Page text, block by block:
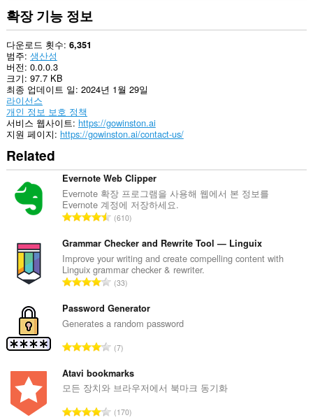
수
있
습
니
다.
확장 기능 정보
다운로드 횟수 6,351
범주 생산성
버전 0.0.0.3
크기 97.7 KB
최종 업데이트 일 2024년 1월 29일
라이선스
개인 정보 보호 정책
서비스 웹사이트 https://gowinston.ai
지원 페이지 https://gowinston.ai/contact-us/
Related
Evernote Web Clipper
Evernote 확장 프로그램을 사용해 웹에서 본 정보를
Evernote 계정에 저장하세요.
총
급
수
:
610
Grammar Checker and Rewrite Tool — Linguix
Improve your writing and create compelling content with
Linguix grammar checker & rewriter.
총
급
수
33
Password Generator
Generates a random password
총
급
수
7
Atavi bookmarks
모든 장치와 브라우저에서 북마크 동기화
총170